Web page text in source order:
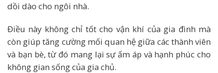
dồi dào cho ngôi nhà.
Điều này không chỉ tốt cho vận khí của gia đình mà
còn giúp tăng cường mối quan hệ giữa các thành viên
và bạn bè, từ đó mang lại sự ấm áp và hạnh phúc cho
không gian sống của gia chủ.